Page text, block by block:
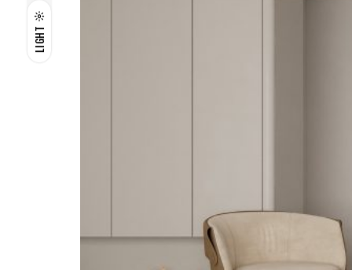
LIGHT